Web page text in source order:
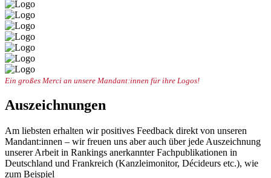
Ein großes Merci an unsere Mandant:innen für ihre Logos!
Auszeichnungen
Am liebsten erhalten wir positives Feedback direkt von unseren
Mandant:innen – wir freuen uns aber auch über jede Auszeichnung
unserer Arbeit in Rankings anerkannter Fachpublikationen in
Deutschland und Frankreich (Kanzleimonitor, Décideurs etc.), wie
zum Beispiel